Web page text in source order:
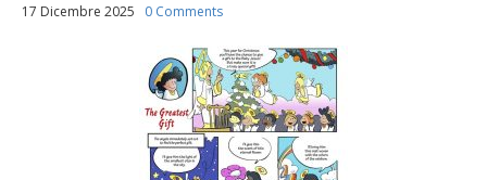
17 Dicembre 2025 0 Comments